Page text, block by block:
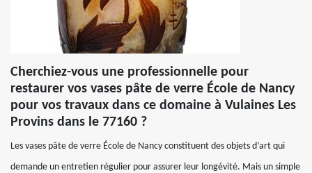
Cherchiez-vous une professionnelle pour
restaurer vos vases pâte de verre École de Nancy
pour vos travaux dans ce domaine à Vulaines Les
Provins dans le 77160 ?
Les vases pâte de verre École de Nancy constituent des objets d’art qui
demande un entretien régulier pour assurer leur longévité. Mais un simple